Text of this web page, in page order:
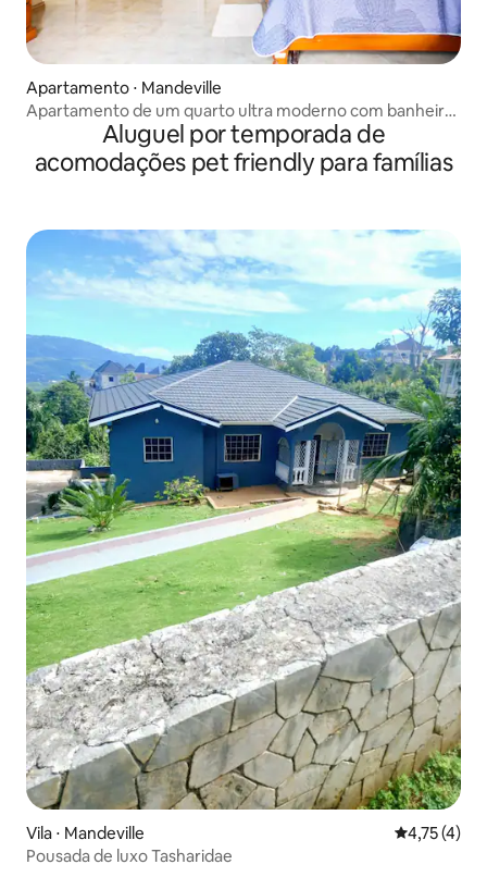
Apartamento ⋅ Mandeville
Apartamento de um quarto ultra moderno com banheira
de hidromassagemAluguel por temporada de
acomodações pet friendly para famílias
Vila ⋅ Mandeville 4,75 de
4,75 (4)
Pousada de luxo Tasharidae